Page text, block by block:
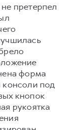
претерпел
форма
консоли под
кнопок
рукоятка